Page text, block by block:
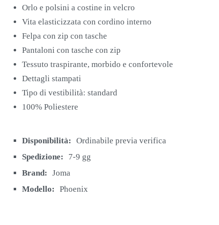
Orlo e polsini a costine in velcro
Vita elasticizzata con cordino interno
Felpa con zip con tasche
Pantaloni con tasche con zip
Tessuto traspirante, morbido e confortevole
Dettagli stampati
Tipo di vestibilità: standard
100% Poliestere
Disponibilità:
Ordinabile previa verifica
Spedizione:
7-9 gg
Brand:
Joma
Modello:
Phoenix